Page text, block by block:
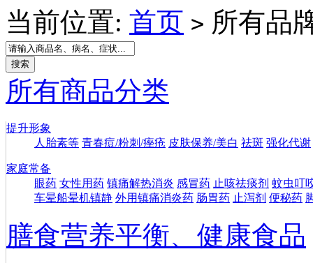
当前位置: 首页 > 所有品
所有商品分类
提升形象
人胎素等 青春痘/粉刺/痤疮 皮肤保养/美白 祛斑 强化代谢
家庭常备
眼药 女性用药 镇痛解热消炎 感冒药 止咳祛痰剂 蚊虫叮
车晕船晕机镇静 外用镇痛消炎药 肠胃药 止泻剂 便秘药
膳食营养平衡、健康食品